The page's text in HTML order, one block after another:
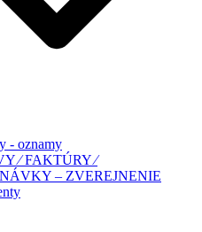
- oznamy
⁄ FAKTÚRY ⁄
– ZVEREJNENIE